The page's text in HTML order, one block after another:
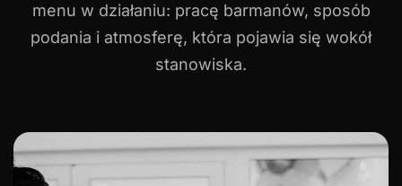
menu w działaniu: pracę barmanów, sposób
podania i atmosferę, która pojawia się wokół
stanowiska.